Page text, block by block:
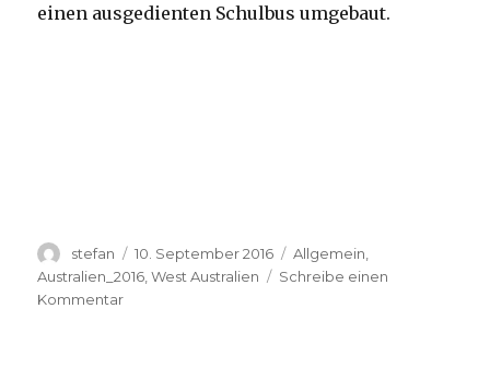
einen ausgedienten Schulbus umgebaut.
Autor
stefan
Veröffentlicht
am
10. September 2016 Kategorien
Allgemein
Australien_2016 ,West Australien
Schreibe einen
Kommentarzu